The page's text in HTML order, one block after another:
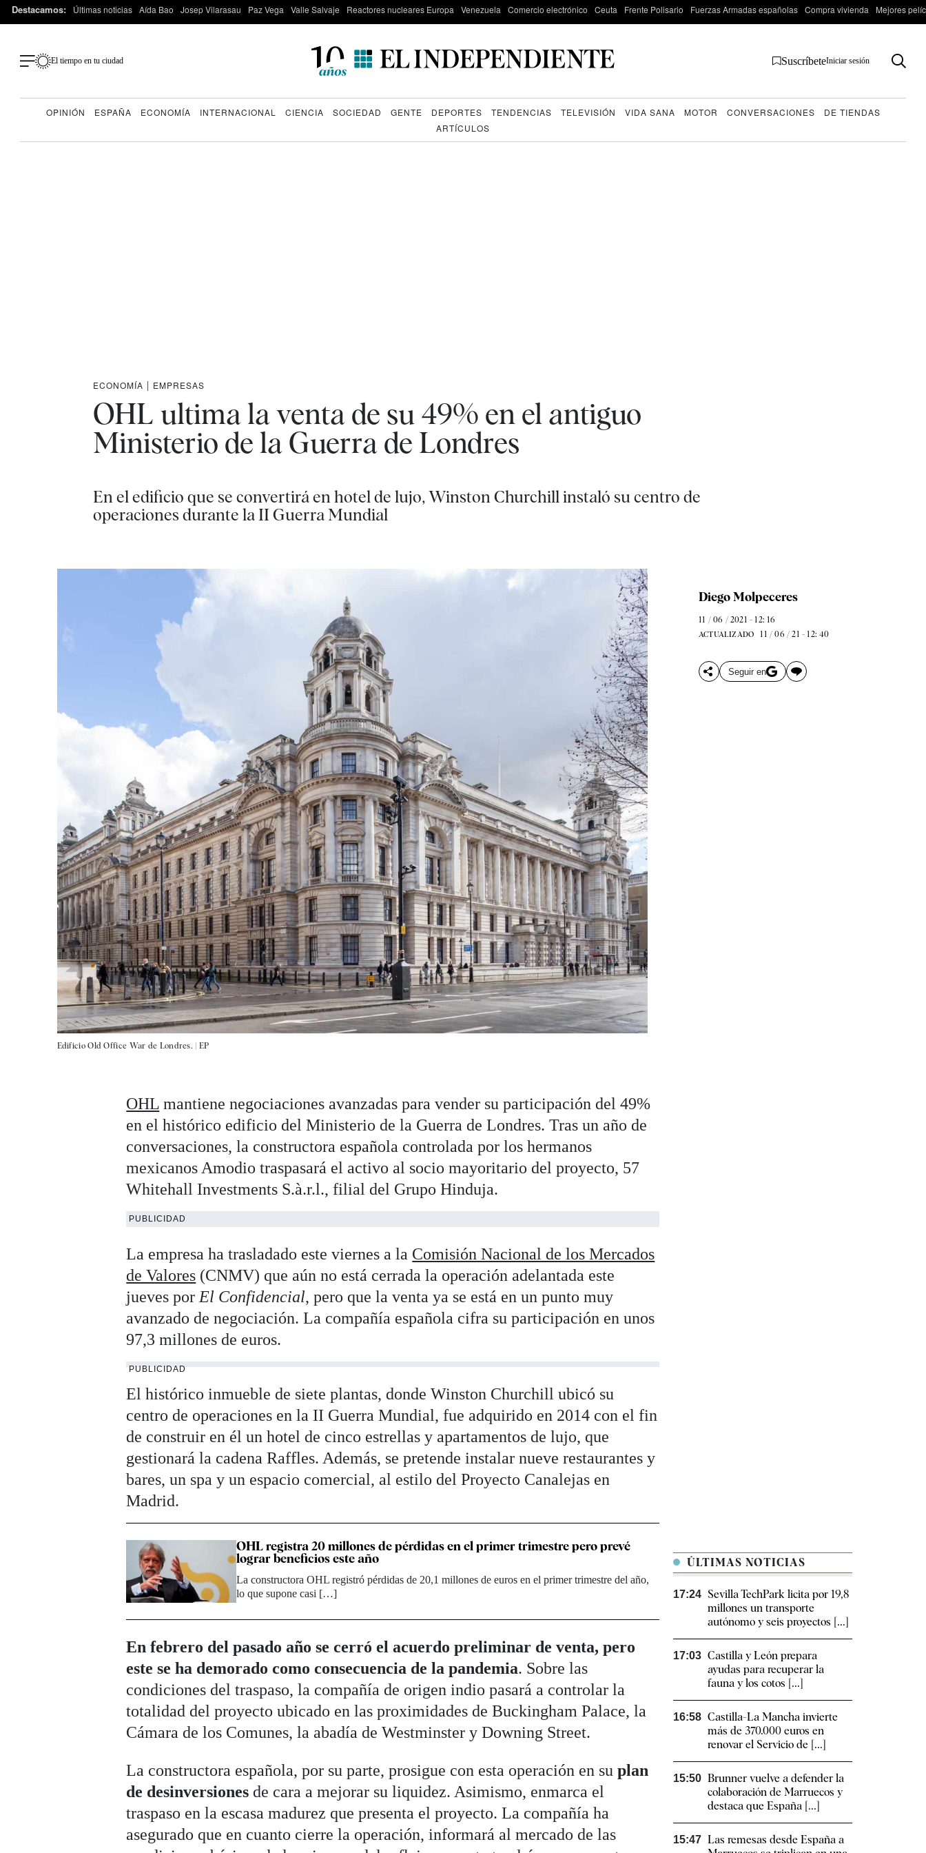
Destacamos: Últimas noticias Aída Bao Josep Vilarasau Paz Vega Valle Salvaje Reactores nucleares Europa Venezuela Comercio electrónico Ceuta Frente Polisario Fuerzas Armadas españolas Compra vivienda Mejores
El tiempo en tu ciudad SuscríbeteIniciar sesión
OPINIÓN ESPAÑA ECONOMÍA INTERNACIONAL CIENCIA SOCIEDAD GENTE DEPORTES TENDENCIAS TELEVISIÓN VIDA SANA MOTOR CONVERSACIONES
DE TIENDAS
ARTÍCULOS
ECONOMÍA | EMPRESAS
OHL ultima la venta de su 49% en el antiguo
Ministerio de la Guerra de Londres
En el edificio que se convertirá en hotel de lujo, Winston Churchill instaló su centro de
operaciones durante la II Guerra Mundial
Edificio Old Office War de Londres. | EP
Diego Molpeceres
11 / 06 / 2021 - 12: 16
ACTUALIZADO 11 / 06 / 21 - 12: 40
Seguir en
OHL mantiene negociaciones avanzadas para vender su participación del 49%
en el histórico edificio del Ministerio de la Guerra de Londres. Tras un año de
conversaciones, la constructora española controlada por los hermanos
mexicanos Amodio traspasará el activo al socio mayoritario del proyecto, 57
Whitehall Investments S.à.r.l., filial del Grupo Hinduja.
PUBLICIDAD
La empresa ha trasladado este viernes a la Comisión Nacional de los Mercados
de Valores (CNMV) que aún no está cerrada la operación adelantada este
jueves porEl Confidencial, pero que la venta ya se está en un punto muy
avanzado de negociación. La compañía española cifra su participación en unos
97,3 millones de euros.
PUBLICIDAD
El histórico inmueble de siete plantas, donde Winston Churchill ubicó su
centro de operaciones en la II Guerra Mundial, fue adquirido en 2014 con el fin
de construir en él un hotel de cinco estrellas y apartamentos de lujo, que
gestionará la cadena Raffles. Además, se pretende instalar nueve restaurantes y
bares, un spa y un espacio comercial, al estilo del Proyecto Canalejas en
Madrid.
OHL registra 20 millones de pérdidas en el primer trimestre pero prevé
lograr beneficios este año
La constructora OHL registró pérdidas de 20,1 millones de euros en el primer trimestre del año,
lo que supone casi […]
En febrero del pasado año se cerró el acuerdo preliminar de venta, pero
este se ha demorado como consecuencia de la pandemia. Sobre las
condiciones del traspaso, la compañía de origen indio pasará a controlar la
totalidad del proyecto ubicado en las proximidades de Buckingham Palace, la
Cámara de los Comunes, la abadía de Westminster y Downing Street.
La constructora española, por su parte, prosigue con esta operación en suplan
de desinversionesde cara a mejorar su liquidez. Asimismo, enmarca el
traspaso en la escasa madurez que presenta el proyecto. La compañía ha
asegurado que en cuanto cierre la operación, informará al mercado de las
ÚLTIMAS NOTICIAS
17:24 Sevilla TechPark licita por 19,8
millones un transporte
autónomo y seis proyectos [...]
17:03 Castilla y León prepara
ayudas para recuperar la
fauna y los cotos [...]
16:58 Castilla-La Mancha invierte
más de 370.000 euros en
renovar el Servicio de [...]
15:50 Brunner vuelve a defender la
colaboración de Marruecos y
destaca que España [...]
15:47 Las remesas desde España a